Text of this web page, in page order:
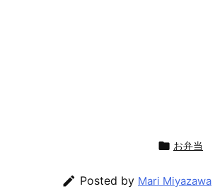
 お弁当
 Posted by Mari Miyazawa